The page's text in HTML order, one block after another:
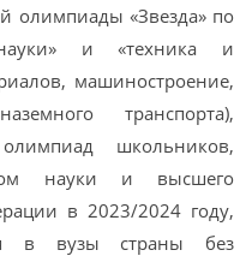
олимпиады «Звезда» по
и «техника и
машиностроение,
транспорта),
школьников,
науки и высшего
в 2023/2024 году,
в вузы страны без